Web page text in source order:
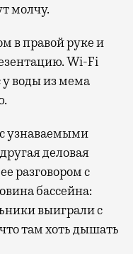
молчу.
в правой руке и
Wi-Fi
у воды из мема
узнаваемыми
деловая
разговором с
бассейна:
выиграли с
там хоть дышать